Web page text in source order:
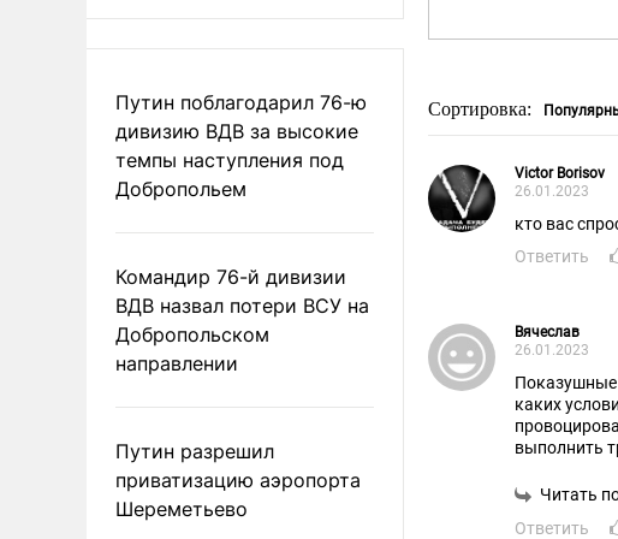
Путин поблагодарил 76-ю
дивизию ВДВ за высокие
темпы наступления под
Добропольем
Командир 76-й дивизии
ВДВ назвал потери ВСУ на
Добропольском
направлении
Путин разрешил
приватизацию аэропорта
Шереметьево
Сортировка:
Victor Borisov
26.01.2023
кто вас
Ответить
Вячеслав
26.01.2023
Показушные
каких
выполнить
Читать
Ответить